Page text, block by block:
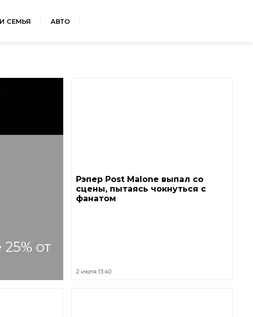
СЕМЬЯ АВТО
от
Рэпер Post Malone выпал со
сцены, пытаясь чокнуться с
фанатом
2 июля 13:40